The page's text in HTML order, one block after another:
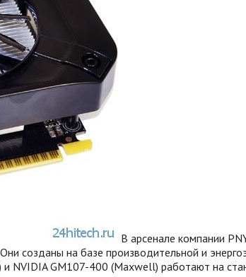
В арсенале компании
созданы на базе производительной и
NVIDIA GM107-400 (Maxwell) работают на